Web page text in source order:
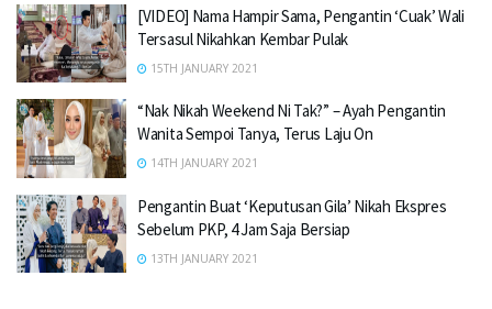
[VIDEO] Nama Hampir Sama, Pengantin ‘Cuak’ Wali
Tersasul Nikahkan Kembar Pulak
15TH JANUARY 2021
“Nak Nikah Weekend Ni Tak?” – Ayah Pengantin
Wanita Sempoi Tanya, Terus Laju On
14TH JANUARY 2021
Pengantin Buat ‘Keputusan Gila’ Nikah Ekspres
Sebelum PKP, 4 Jam Saja Bersiap
13TH JANUARY 2021